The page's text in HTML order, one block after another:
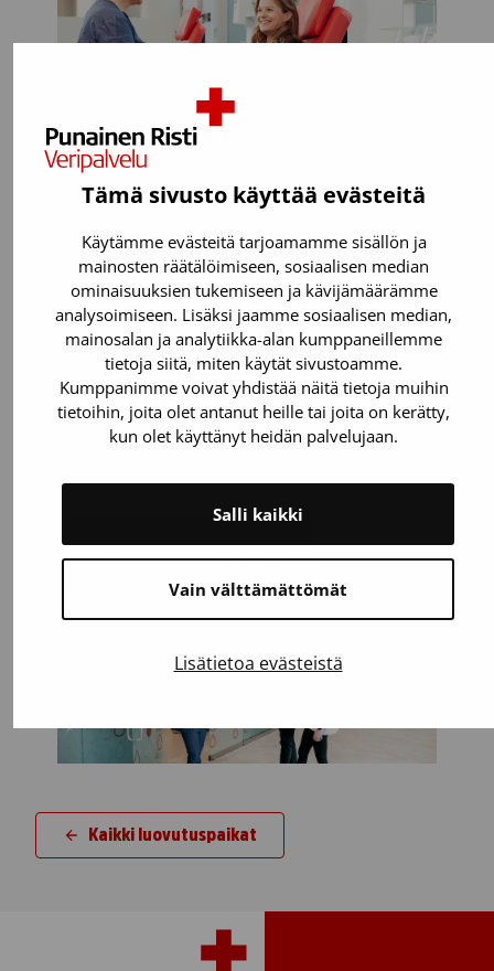
Tämä sivusto käyttää evästeitä
Käytämme evästeitä tarjoamamme sisällön ja
mainosten räätälöimiseen, sosiaalisen median
ominaisuuksien tukemiseen ja kävijämäärämme
analysoimiseen. Lisäksi jaamme sosiaalisen median,
mainosalan ja analytiikka-alan kumppaneillemme
tietoja siitä, miten käytät sivustoamme.
Kumppanimme voivat yhdistää näitä tietoja muihin
tietoihin, joita olet antanut heille tai joita on kerätty,
kun olet käyttänyt heidän palvelujaan.
Vain välttämättömät
Salli kaikki
Lisätietoa evästeistä
Voit luovuttaa, jos:
Olet täysi-ikäinen. Verenluovutuksen
voi aloittaa vielä 65-vuotiaana.
Painat 50-199 kiloa.
Olet perusterve. Suurin osa
sairauksista tai lääkkeistä (esimerkiksi
verenpaine- ja kolesterolilääkkeet)
Testaa, voitko luovuttaa
Kaikki luovutuspaikat